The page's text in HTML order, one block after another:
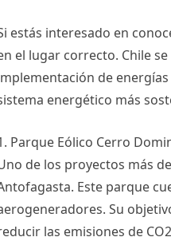
estás interesado en
el lugar correcto. Chile
de
energético más
Parque Eólico Cerro
de los proyectos más
Este parque
Su
las emisiones de